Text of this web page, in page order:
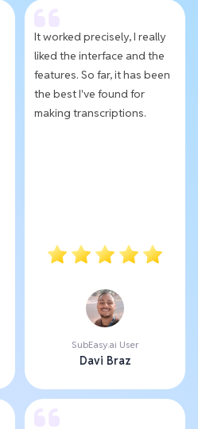
It worked precisely, I really
liked the interface and the
features. So far, it has been
the best I've found for
making transcriptions.
SubEasy.ai User
Davi Braz